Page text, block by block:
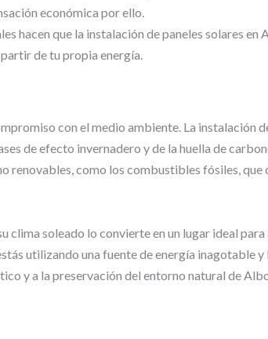
económica por ello.
hacen que la instalación de paneles solares
de tu propia energía.
con el medio ambiente. La instalación
de efecto invernadero y de la huella de
renovables, como los combustibles fósiles,
clima soleado lo convierte en un lugar ideal
utilizando una fuente de energía inagotable
y a la preservación del entorno natural de